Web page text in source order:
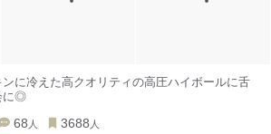
に冷えた高クオリティの高圧ハイボールに舌
に◎
68 人 3688 人